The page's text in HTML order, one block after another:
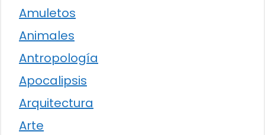
Amuletos
Animales
Antropología
Apocalipsis
Arquitectura
Arte